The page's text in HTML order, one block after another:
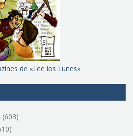
de «Lee los Lunes»
(603)